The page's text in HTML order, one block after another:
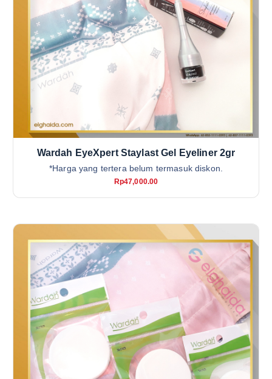
Wardah EyeXpert Staylast Gel Eyeliner 2gr
*Harga yang tertera belum termasuk diskon.
Rp47,000.00